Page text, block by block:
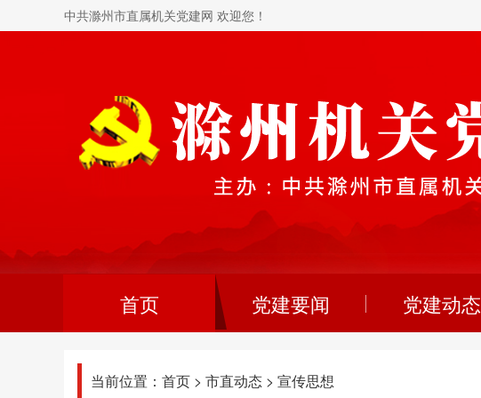
中共滁州市直属机关党建网 欢迎您！
首页 党建要闻 党建动态
当前位置： 首页 > 市直动态 > 宣传思想